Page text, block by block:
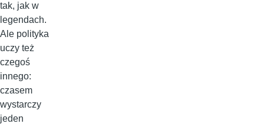
tak, jak w
legendach.
Ale polityka
uczy też
czegoś
innego:
czasem
wystarczy
jeden